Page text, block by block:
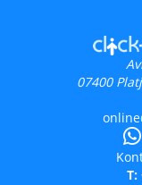
07400
T: